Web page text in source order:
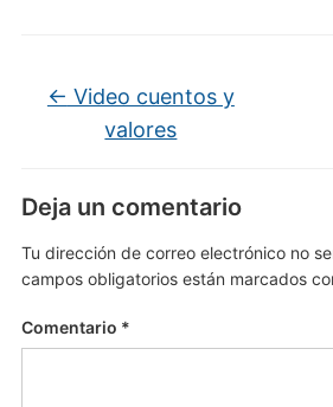
← Video cuentos y
valores
Deja un comentario
Tu dirección de correo electrónico no
campos obligatorios están marcados
Comentario *